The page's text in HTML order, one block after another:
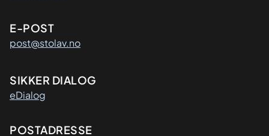
E-POST
post@stolav.no
SIKKER DIALOG
eDialog
POSTADRESSE